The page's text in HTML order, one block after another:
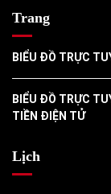
Trang
BIỂU ĐỒ TRỰC
BIỂU ĐỒ TRỰC
TIỀN ĐIỆN TỬ
Lịch